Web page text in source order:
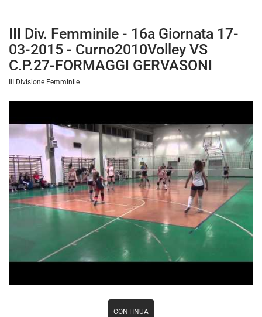
III Div. Femminile - 16a Giornata 17-
03-2015 - Curno2010Volley VS
C.P.27-FORMAGGI GERVASONI
III DIvisione Femminile
CONTINUA